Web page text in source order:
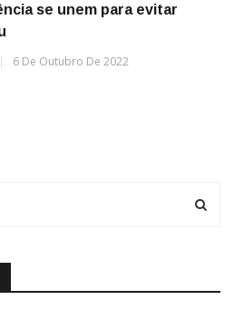
se unem para evitar
6 De Outubro De 2022